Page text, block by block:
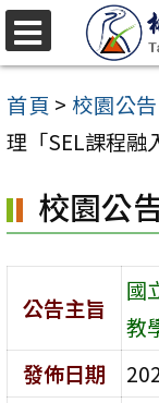
跳
至
主
要
容
區
首頁 > 校園公告
理「SEL課程融
校園公
公告主旨
國
教
發佈日期
選
單